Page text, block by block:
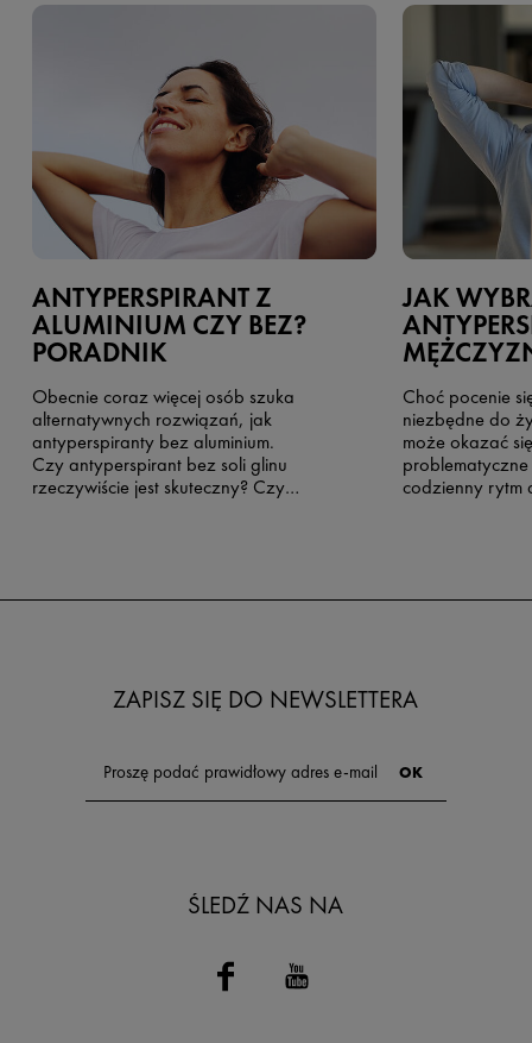
ANTYPERSPIRANT Z
ALUMINIUM CZY BEZ?
PORADNIK
Obecnie coraz więcej osób szuka
alternatywnych rozwiązań, jak
antyperspiranty bez aluminium.
Czy antyperspirant bez soli glinu
rzeczywiście jest skuteczny? Czy
oraz dlaczego jest tak skuteczne w
JAK
Choć pocenie
niezbędne do
może okazać
codzienny rytm
dla mężczyzn
ZAPISZ SIĘ DO NEWSLETTERA
ŚLEDŹ NAS NA